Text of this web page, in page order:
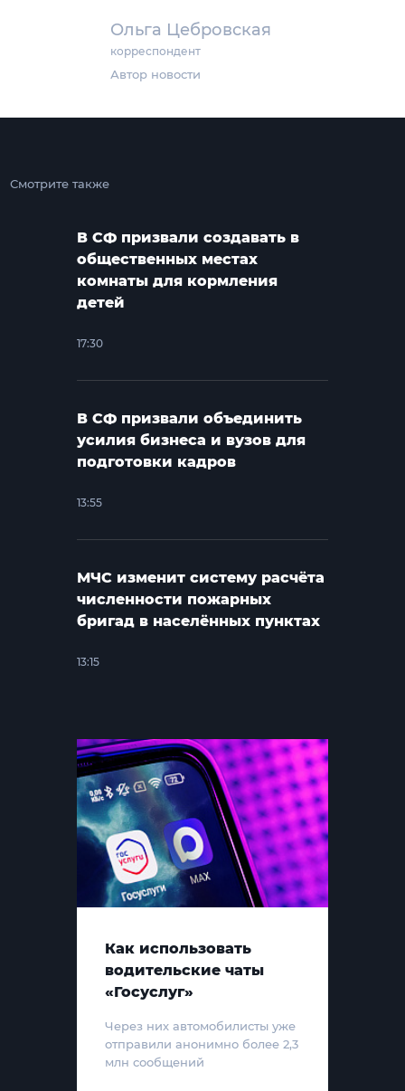
Ольга Цебровская
корреспондент
Автор новости
Смотрите также
В СФ призвали создавать в
общественных местах
комнаты для кормления
детей
17:30
В СФ призвали объединить
усилия бизнеса и вузов для
подготовки кадров
13:55
МЧС изменит систему расчёта
численности пожарных
бригад в населённых пунктах
13:15
Как использовать
водительские чаты
«Госуслуг»
Через них автомобилисты уже
отправили анонимно более 2,3
млн сообщений